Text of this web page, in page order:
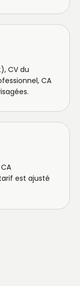
CV du
CA
est ajusté